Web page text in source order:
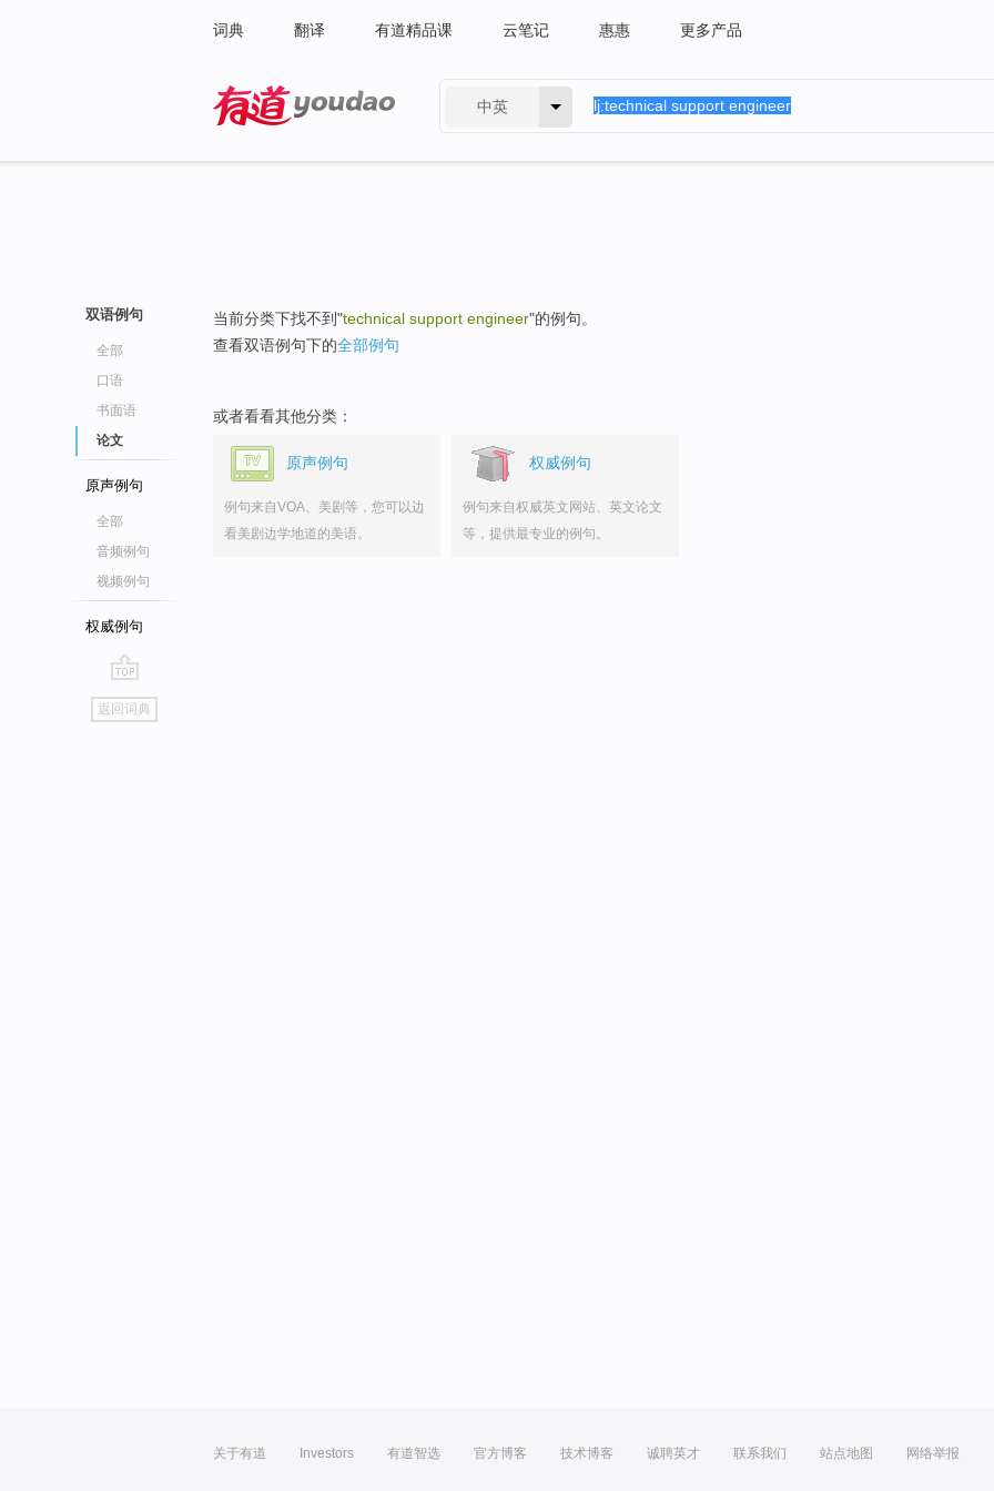
词典 翻译 有道精品课 云笔记 惠惠 更多产品
中英
双语例句
全部
口语
书面语
论文
原声例句
全部
音频例句
视频例句
权威例句
go
top
返回词典
当前分类下找不到"technical support engineer"的例句。
查看双语例句下的全部例句
或者看看其他分类：
原声例句
例句来自VOA、美剧等，您可以边
看美剧边学地道的美语。
权威例句
例句来自权威英文网站、英文论文
等，提供最专业的例句。
关于有道 Investors 有道智选 官方博客 技术博客 诚聘英才 联系我们 站点地图 网络举报